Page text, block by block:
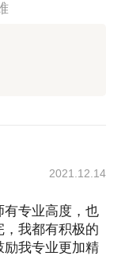
2021.12.14
有专业高度，也
我都有积极的
励我专业更加精